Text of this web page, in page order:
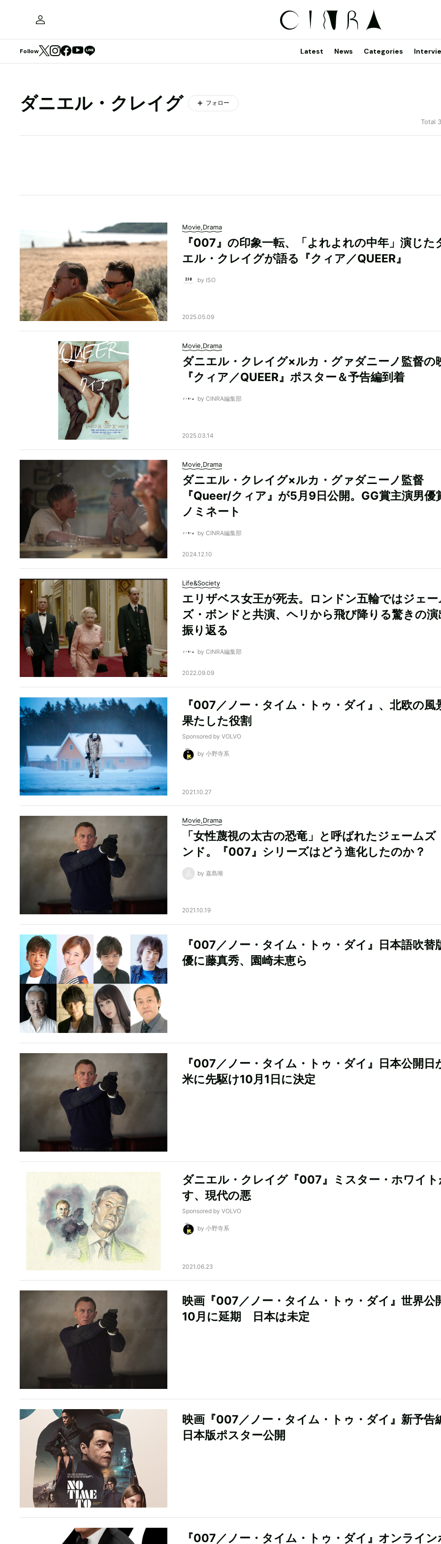
Follow Latest News Categories
ダニエル・クレイグ フォロー
Total
Movie,Drama
『007』の印象一転、「よれよれの中年」演じた
エル・クレイグが語る『クィア／QUEER』
by ISO
2025.05.09
Movie,Drama
ダニエル・クレイグ×ルカ・グァダニーノ監督の
『クィア／QUEER』ポスター＆予告編到着
by CINRA編集部
2025.03.14
Movie,Drama
ダニエル・クレイグ×ルカ・グァダニーノ監督
『Queer/クィア』が5月9日公開。GG賞主演男優
ノミネート
by CINRA編集部
2024.12.10
Life&Society
エリザベス女王が死去。ロンドン五輪ではジェー
ズ・ボンドと共演、ヘリから飛び降りる驚きの演
振り返る
by CINRA編集部
2022.09.09
『007／ノー・タイム・トゥ・ダイ』、北欧の風
果たした役割
Sponsored by VOLVO
by 小野寺系
2021.10.27
Movie,Drama
「女性蔑視の太古の恐竜」と呼ばれたジェームズ
ンド。『007』シリーズはどう進化したのか？
by 嘉島唯
2021.10.19
『007／ノー・タイム・トゥ・ダイ』日本語吹替
優に藤真秀、園崎未恵ら
『007／ノー・タイム・トゥ・ダイ』日本公開日
米に先駆け10月1日に決定
ダニエル・クレイグ『007』ミスター・ホワイト
す、現代の悪
Sponsored by VOLVO
by 小野寺系
2021.06.23
映画『007／ノー・タイム・トゥ・ダイ』世界公
10月に延期 日本は未定
映画『007／ノー・タイム・トゥ・ダイ』新予告
日本版ポスター公開
『007／ノー・タイム・トゥ・ダイ』オンライン